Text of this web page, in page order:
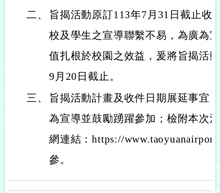
二、
旨揭活動原訂113年7月31日截止收
校及學生之宣導聯繫不易，為廣為
值扎根於校園之效益，爰將旨揭活
9月20日截止。
三、
旨揭活動計畫及收件日期展延事宜
為宣導並鼓勵踴躍參加；檢附本次
網連結：https://
參。